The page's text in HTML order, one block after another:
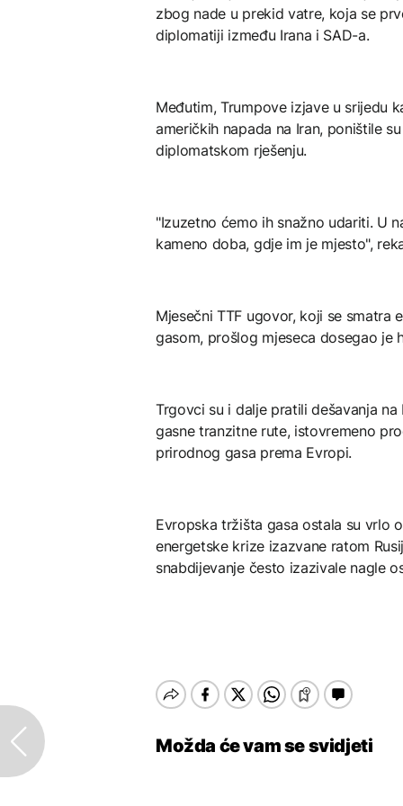
zbog nade u prekid vatre, koja se
diplomatiji između Irana i SAD-a.
Međutim, Trumpove izjave u srijedu
američkih napada na Iran, poništile
diplomatskom rješenju.
"Izuzetno ćemo ih snažno udariti. U
kameno doba, gdje im je mjesto",
Mjesečni TTF ugovor, koji se
gasom, prošlog mjeseca dosegao je
Trgovci su i dalje pratili dešavanja
gasne tranzitne rute, istovremeno
prirodnog gasa prema Evropi.
Evropska tržišta gasa ostala su vrlo
energetske krize izazvane ratom
snabdijevanje često izazivale nagle
Možda će vam se svidjeti